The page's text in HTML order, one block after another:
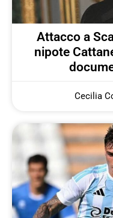
Attacco a
nipote
Cecilia